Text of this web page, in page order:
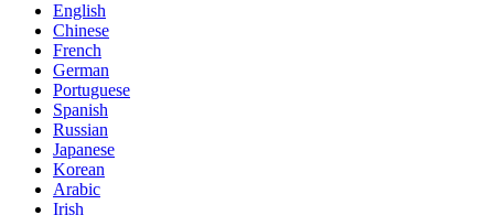
English
Chinese
French
German
Portuguese
Spanish
Russian
Japanese
Korean
Arabic
Irish